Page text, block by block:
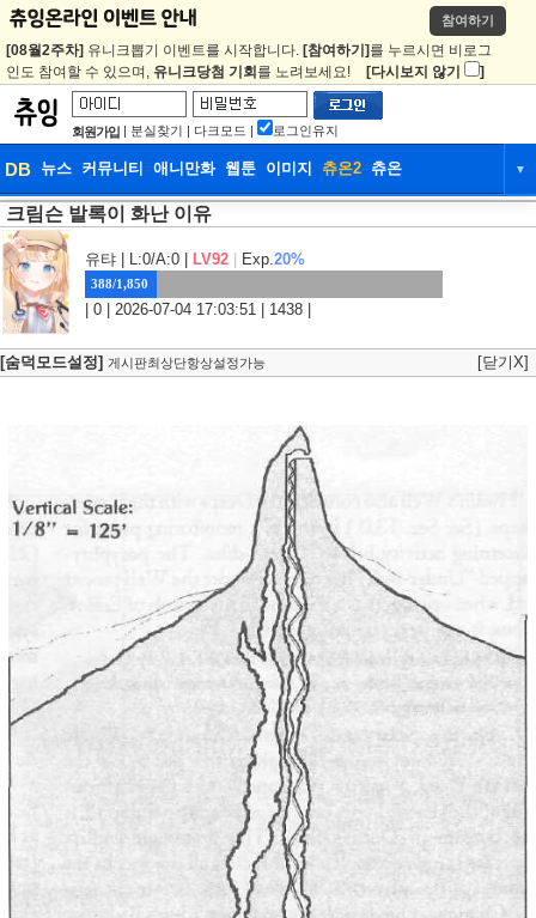
참여하기
[08월2주차] 유니크뽑기 이벤트를 시작합니다. [참여하기] 를 누르시면 비로그
인도 참여할 수 있으며, 유니크당첨 기회 를 노려보세요! [다시보지 않기 ]
회원가입 | 분실찾기 | 다크모드 | 로그인유지
DB 뉴스 커뮤니티 애니만화 웹툰 이미지 츄온2 츄온 ▼
DB 뉴스
웹툰 이미지
크림슨 발록이 화난 이유
유탸 | L:0/A:0 | LV92 Exp.20%
388/1,850
| 0 | 2026-07-04 17:03:51 | 1438 |
[숨덕모드설정] 게시판최상단항상설정가능 [닫기X]